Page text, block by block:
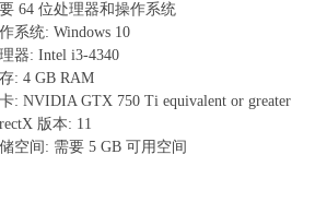
64 位处理器和操作系统
系统: Windows 10
器: Intel i3-4340
: 4 GB RAM
: NVIDIA GTX 750 Ti equivalent or greater
版本: 11
空间: 需要 5 GB 可用空间